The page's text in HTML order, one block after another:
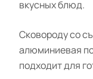
вкусных блюд.
Сковороду со
алюминиевая
подходит для